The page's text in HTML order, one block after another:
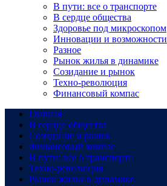
В пути: все о транспорте
В сердце общества
Здоровье под микроскопом
Инновации и возможности
Разное
Рынок жилья в динамике
Созидание и рынок
Техно-революция
Финансовый компас
Главная
В сердце общества
Созидание и рынок
Финансовый компас
В пути: все о транспорте
Техно-революция
Рынок жилья в динамике